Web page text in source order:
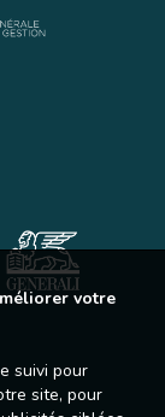
votre
suivi pour
site, pour